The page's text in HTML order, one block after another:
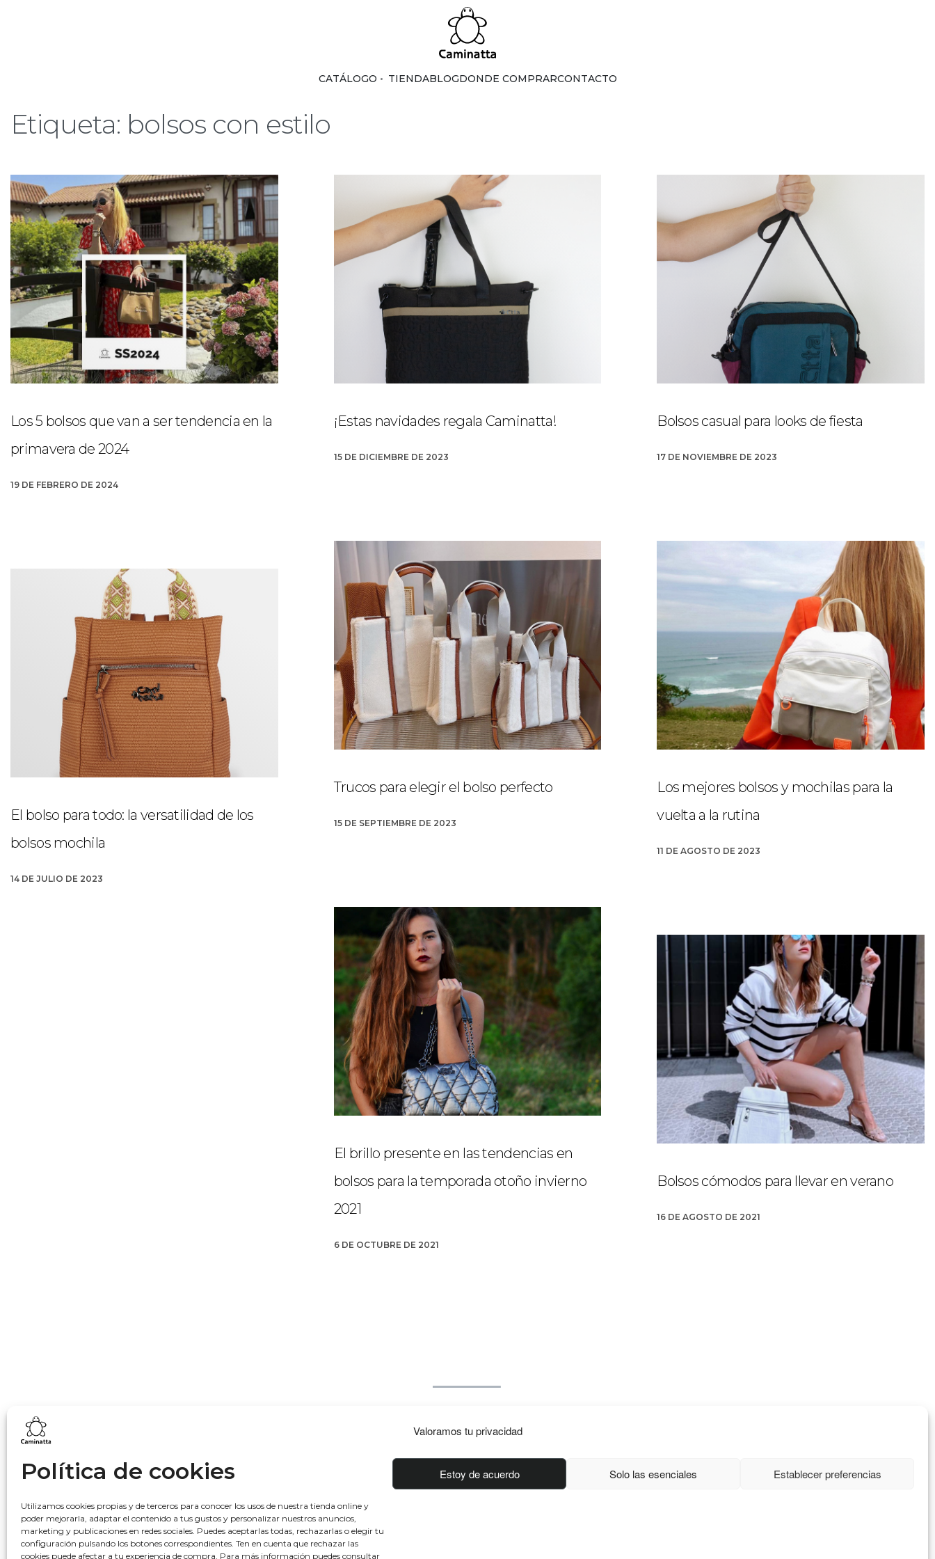
Valoramos tu privacidad
Política de cookies
Utilizamos cookies propias y de terceros para conocer los usos de nuestra tienda online y
poder mejorarla, adaptar el contenido a tus gustos y personalizar nuestros anuncios,
marketing y publicaciones en redes sociales. Puedes aceptarlas todas, rechazarlas o elegir tu
configuración pulsando los botones correspondientes. Ten en cuenta que rechazar las
cookies puede afectar a tu experiencia de compra. Para más información puedes consultar
Estoy de acuerdo Solo las esenciales Establecer preferencias
CATÁLOGO TIENDABLOGDONDE COMPRARCONTACTO
Etiqueta: bolsos con estilo
Los 5 bolsos que van a ser tendencia en la
primavera de 2024
19 DE FEBRERO DE 2024
¡Estas navidades regala Caminatta!
15 DE DICIEMBRE DE 2023
Bolsos casual para looks de fiesta
17 DE NOVIEMBRE DE 2023
Trucos para elegir el bolso perfecto
15 DE SEPTIEMBRE DE 2023
Los mejores bolsos y mochilas para la
vuelta a la rutina
11 DE AGOSTO DE 2023
El bolso para todo: la versatilidad de los
bolsos mochila
14 DE JULIO DE 2023
El brillo presente en las tendencias en
bolsos para la temporada otoño invierno
2021
6 DE OCTUBRE DE 2021
Bolsos cómodos para llevar en verano
16 DE AGOSTO DE 2021
Lo más buscado
Hobo
Monedero
Mochila
Conócenos
Sobre nosotros
Conéctate
Facebook